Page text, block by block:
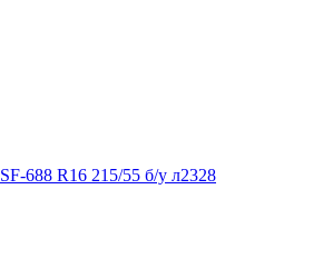
688 R16 215/55 б/у л2328